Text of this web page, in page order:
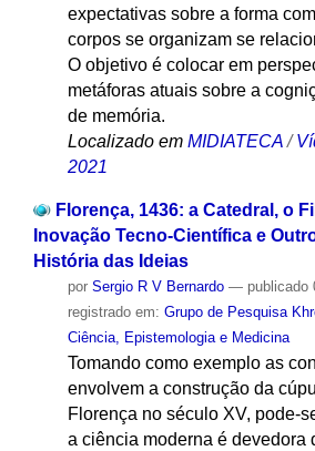
expectativas sobre a forma
corpos se organizam se
O objetivo é colocar em
metáforas atuais sobre a
de memória.
Localizado em MIDIATECA /
2021
Florença, 1436: a Catedral, o
Inovação Tecno-Científica e
História das Ideias
por Sergio R V Bernardo — publicado
registrado em: Grupo de Pesquisa
Ciência, Epistemologia e Medicina
Tomando como exemplo as
envolvem a construção da
Florença no século XV, pode-
a ciência moderna é devedora